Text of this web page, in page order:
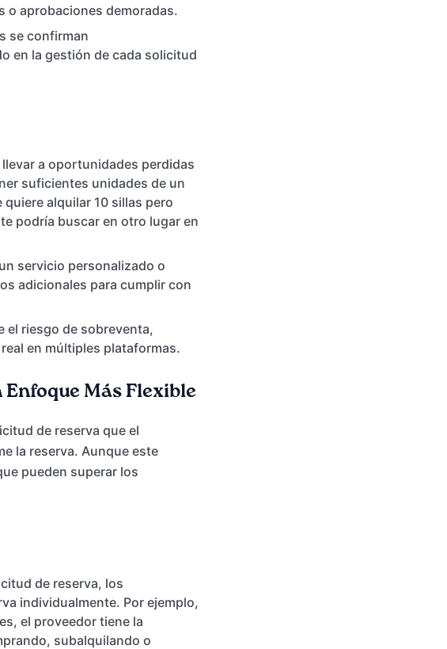
o aprobaciones demoradas.
se confirman
en la gestión de cada solicitud
a oportunidades perdidas
suficientes unidades de un
alquilar 10 sillas pero
podría buscar en otro lugar en
servicio personalizado o
adicionales para cumplir con
el riesgo de sobreventa,
en múltiples plataformas.
Enfoque Más Flexible
de reserva que el
la reserva. Aunque este
pueden superar los
de reserva, los
individualmente. Por ejemplo,
el proveedor tiene la
subalquilando o